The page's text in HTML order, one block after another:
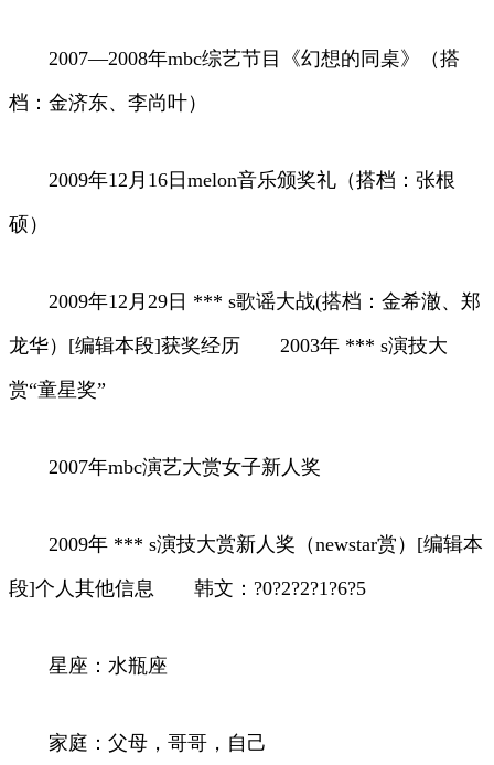
2007—2008年mbc综艺节目《幻想的同桌》（搭
档：金济东、李尚叶）
2009年12月16日melon音乐颁奖礼（搭档：张根
硕）
2009年12月29日 *** s歌谣大战(搭档：金希澈、郑
龙华）[编辑本段]获奖经历 2003年 *** s演技大
赏“童星奖”
2007年mbc演艺大赏女子新人奖
2009年 *** s演技大赏新人奖（newstar赏）[编辑本
段]个人其他信息 韩文：?0?2?2?1?6?5
星座：水瓶座
家庭：父母，哥哥，自己